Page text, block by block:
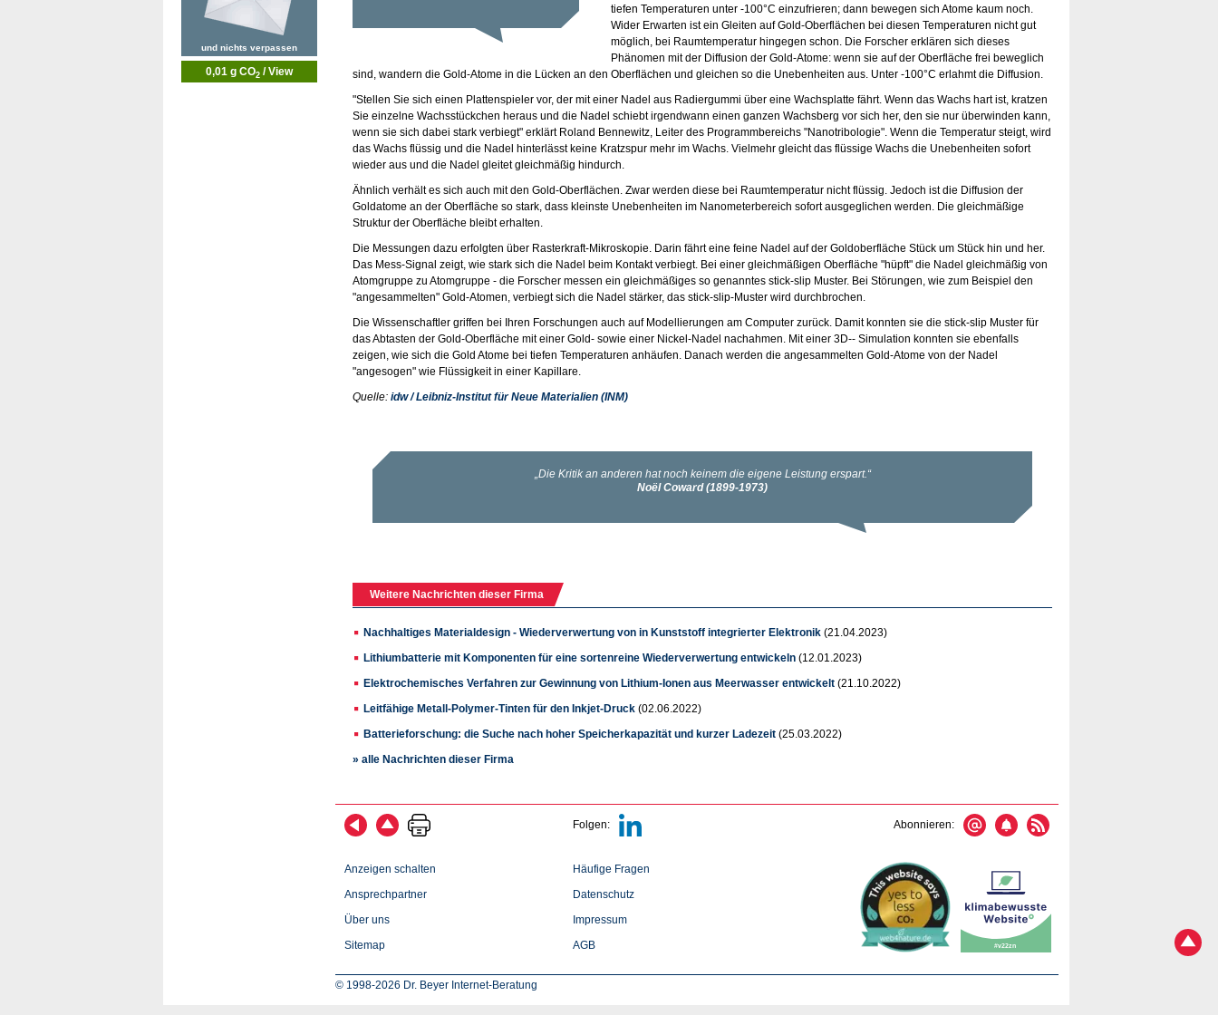
tiefen Temperaturen unter -100°C einzufrieren; dann bewegen sich Atome kaum noch.
Wider Erwarten ist ein Gleiten auf Gold-Oberflächen bei diesen Temperaturen nicht gut
möglich, bei Raumtemperatur hingegen schon. Die Forscher erklären sich dieses
Phänomen mit der Diffusion der Gold-Atome: wenn sie auf der Oberfläche frei beweglich
sind, wandern die Gold-Atome in die Lücken an den Oberflächen und gleichen so die Unebenheiten aus. Unter -100°C erlahmt die Diffusion.
"Stellen Sie sich einen Plattenspieler vor, der mit einer Nadel aus Radiergummi über eine Wachsplatte fährt. Wenn das Wachs hart ist, kratzen
Sie einzelne Wachsstückchen heraus und die Nadel schiebt irgendwann einen ganzen Wachsberg vor sich her, den sie nur überwinden kann,
wenn sie sich dabei stark verbiegt" erklärt Roland Bennewitz, Leiter des Programmbereichs "Nanotribologie". Wenn die Temperatur steigt, wird
das Wachs flüssig und die Nadel hinterlässt keine Kratzspur mehr im Wachs. Vielmehr gleicht das flüssige Wachs die Unebenheiten sofort
wieder aus und die Nadel gleitet gleichmäßig hindurch.
Ähnlich verhält es sich auch mit den Gold-Oberflächen. Zwar werden diese bei Raumtemperatur nicht flüssig. Jedoch ist die Diffusion der
Goldatome an der Oberfläche so stark, dass kleinste Unebenheiten im Nanometerbereich sofort ausgeglichen werden. Die gleichmäßige
Struktur der Oberfläche bleibt erhalten.
Die Messungen dazu erfolgten über Rasterkraft-Mikroskopie. Darin fährt eine feine Nadel auf der Goldoberfläche Stück um Stück hin und her.
Das Mess-Signal zeigt, wie stark sich die Nadel beim Kontakt verbiegt. Bei einer gleichmäßigen Oberfläche "hüpft" die Nadel gleichmäßig von
Atomgruppe zu Atomgruppe - die Forscher messen ein gleichmäßiges so genanntes stick-slip Muster. Bei Störungen, wie zum Beispiel den
"angesammelten" Gold-Atomen, verbiegt sich die Nadel stärker, das stick-slip-Muster wird durchbrochen.
Die Wissenschaftler griffen bei Ihren Forschungen auch auf Modellierungen am Computer zurück. Damit konnten sie die stick-slip Muster für
das Abtasten der Gold-Oberfläche mit einer Gold- sowie einer Nickel-Nadel nachahmen. Mit einer 3D-- Simulation konnten sie ebenfalls
zeigen, wie sich die Gold Atome bei tiefen Temperaturen anhäufen. Danach werden die angesammelten Gold-Atome von der Nadel
"angesogen" wie Flüssigkeit in einer Kapillare.
Quelle: idw / Leibniz-Institut für Neue Materialien (INM)
Weitere Nachrichten dieser Firma
Nachhaltiges Materialdesign - Wiederverwertung von in Kunststoff integrierter Elektronik (21.04.2023)
Lithiumbatterie mit Komponenten für eine sortenreine Wiederverwertung entwickeln (12.01.2023)
Elektrochemisches Verfahren zur Gewinnung von Lithium-Ionen aus Meerwasser entwickelt (21.10.2022)
Leitfähige Metall-Polymer-Tinten für den Inkjet-Druck (02.06.2022)
Batterieforschung: die Suche nach hoher Speicherkapazität und kurzer Ladezeit (25.03.2022)
» alle Nachrichten dieser Firma
Folgen: Abonnieren:
Anzeigen schalten
Ansprechpartner
Über uns
Sitemap
Häufige Fragen
Datenschutz
Impressum
AGB
© 1998-2026 Dr. Beyer Internet-Beratung
und nichts verpassen
0,01 g CO2 / View